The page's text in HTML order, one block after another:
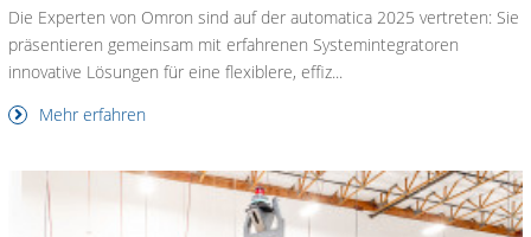
Die Experten von Omron sind auf der automatica 2025 vertreten: Sie
präsentieren gemeinsam mit erfahrenen Systemintegratoren
innovative Lösungen für eine flexiblere, effiz...
Mehr erfahren